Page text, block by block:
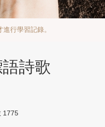
行學習記錄。
詩歌
1775